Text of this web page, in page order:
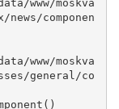
componen
general/co